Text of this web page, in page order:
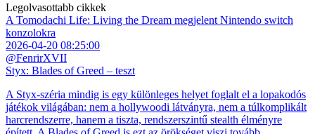
Legolvasottabb cikkek
A Tomodachi Life: Living the Dream megjelent Nintendo switch
konzolokra
2026-04-20 08:25:00
@FenrirXVII
Styx: Blades of Greed – teszt
A Styx-széria mindig is egy különleges helyet foglalt el a lopakodós
játékok világában: nem a hollywoodi látványra, nem a túlkomplikált
harcrendszerre, hanem a tiszta, rendszerszintű stealth élményre